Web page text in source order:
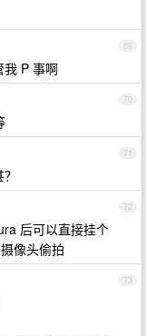
69
我 P 事啊
70
71
72
后可以直接挂个
像头偷拍
73